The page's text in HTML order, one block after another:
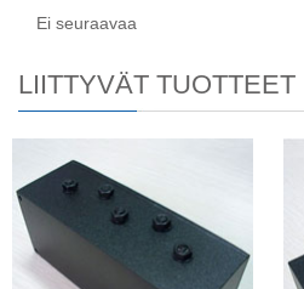
Ei seuraavaa
LIITTYVÄT TUOTTEET